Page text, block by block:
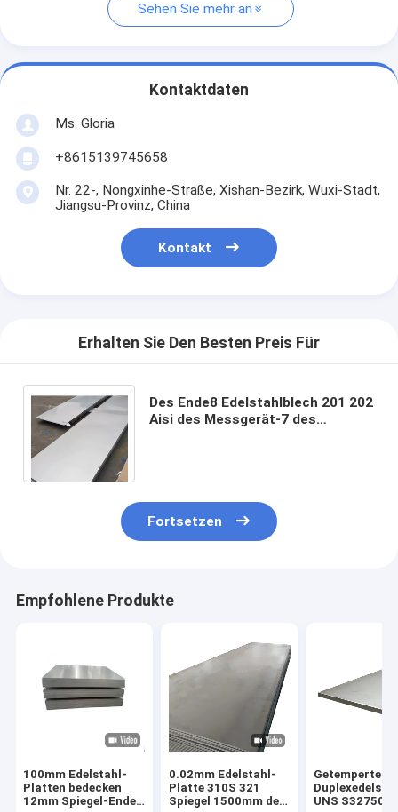
Sehen Sie mehr an
Kontaktdaten
Ms. Gloria
+8615139745658
Nr. 22-, Nongxinhe-Straße, Xishan-Bezirk, Wuxi-Stadt,
Jiangsu-Provinz, China
Kontakt
Erhalten Sie Den Besten Preis Für
Des Ende8 Edelstahlblech 201 202
Aisi des Messgerät-7 des
Fortsetzen
Empfohlene Produkte
100mm Edelstahl-
Platten bedecken
12mm Spiegel-Ende
0.02mm Edelstahl-
Platte 310S 321
Spiegel 1500mm des
Getempertes
UNS S32750